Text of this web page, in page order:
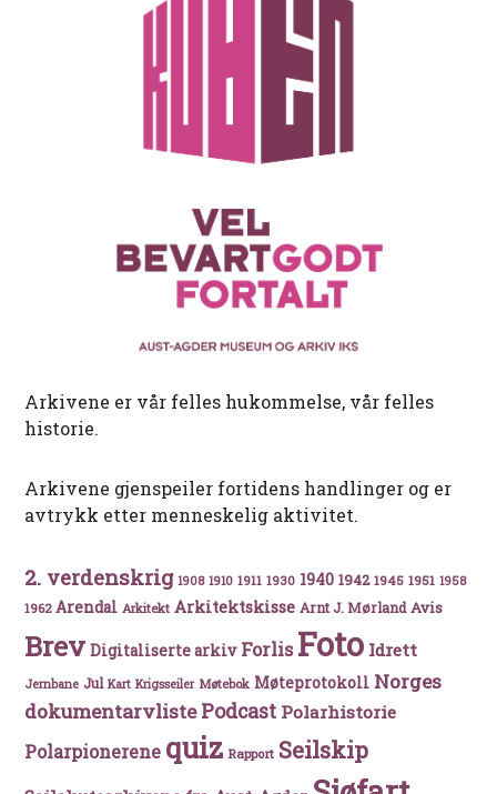
Arkivene er vår felles hukommelse, vår felles
historie.
Arkivene gjenspeiler fortidens handlinger og er
avtrykk etter menneskelig aktivitet.
2. verdenskrig 1908 1910 1911 1930 1940 1942 1945 1951 1958
1962 Arendal Arkitekt Arkitektskisse Arnt J. Mørland Avis
Brev Digitaliserte arkiv Forlis Foto Idrett
Jernbane Jul Kart Krigsseiler Møtebok Møteprotokoll Norges
dokumentarvlistePodcast Polarhistorie
Polarpionerene quiz Rapport Seilskip